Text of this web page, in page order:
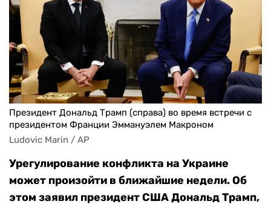
Президент Дональд Трамп (справа) во время встречи с
президентом Франции Эммануэлем Макроном
Ludovic Marin / AP
Урегулирование конфликта на Украине
может произойти в ближайшие недели. Об
этом заявил президент США Дональд Трамп,